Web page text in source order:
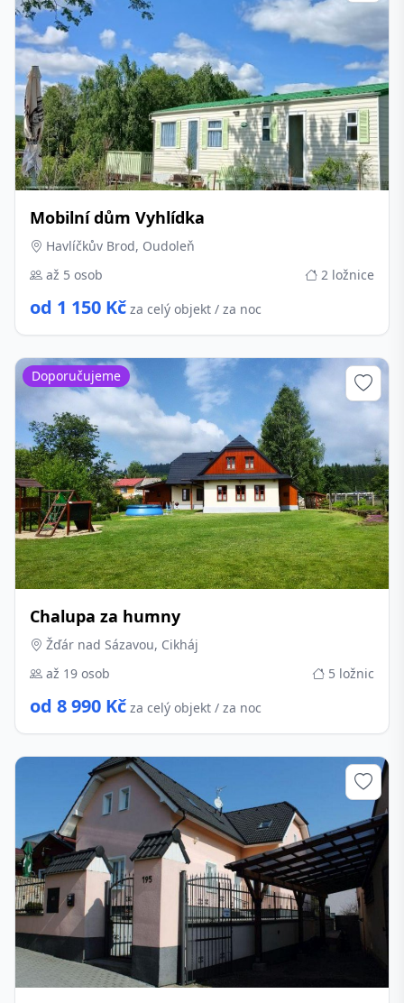
Mobilní dům Vyhlídka
Havlíčkův Brod, Oudoleň
až 5 osob
2 ložnice
od 1 150 Kč za celý objekt / za noc
Chalupa za humny
Žďár nad Sázavou, Cikháj
až 19 osob
5 ložnic
od 8 990 Kč za celý objekt / za noc
Doporučujeme